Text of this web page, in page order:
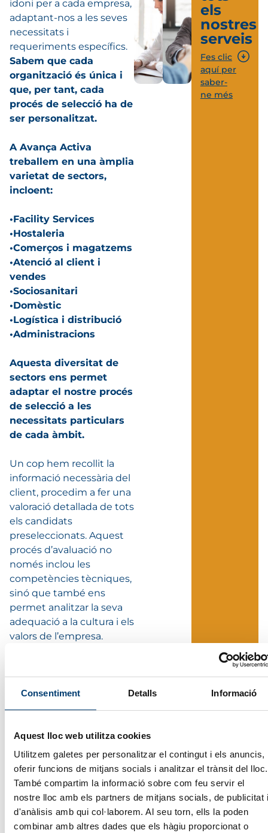
Consentiment Detalls Informació
Aquest lloc web utilitza cookies
Utilitzem galetes per personalitzar el contingut i els anuncis,
oferir funcions de mitjans socials i analitzar el trànsit del lloc.
També compartim la informació sobre com feu servir el
nostre lloc amb els partners de mitjans socials, de publicitat i
d'anàlisis amb qui col·laborem. Al seu torn, ells la poden
combinar amb altres dades que els hàgiu proporcionat o
idoni per a cada empresa,
adaptant-nos a les seves
necessitats i
requeriments específics.
Sabem que cada
organització és única i
que, per tant, cada
procés de selecció ha de
ser personalitzat.
A Avança Activa
treballem en una àmplia
varietat de sectors,
incloent:
•Facility Services
•Hostaleria
•Comerços i magatzems
•Atenció al client i
vendes
•Sociosanitari
•Domèstic
•Logística i distribució
•Administracions
Aquesta diversitat de
sectors ens permet
adaptar el nostre procés
de selecció a les
necessitats particulars
de cada àmbit.
Un cop hem recollit la
informació necessària del
client, procedim a fer una
valoració detallada de tots
els candidats
preseleccionats. Aquest
procés d’avaluació no
només inclou les
competències tècniques,
sinó que també ens
permet analitzar la seva
adequació a la cultura i els
valors de l’empresa.
avaluem les habilitats
interpersonals, la
capacitat de treballar en
flexibilitat dels candidats.
D’aquesta manera,
garantim que cada
candidat seleccionat
estigui plenament alineat
amb les expectatives del
client i que pugui
els
nostres
serveis
Fes clic
aquí per
saber-
ne més